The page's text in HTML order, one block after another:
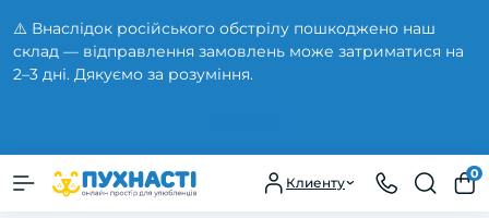
⚠️ Внаслідок російського обстрілу пошкоджено наш
склад — відправлення замовлень може затриматися на
2–3 дні. Дякуємо за розуміння.
Клиенту
0